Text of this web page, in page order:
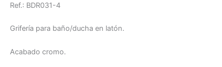
Ref.: BDR031-4
Grifería para baño/ducha en latón.
Acabado cromo.